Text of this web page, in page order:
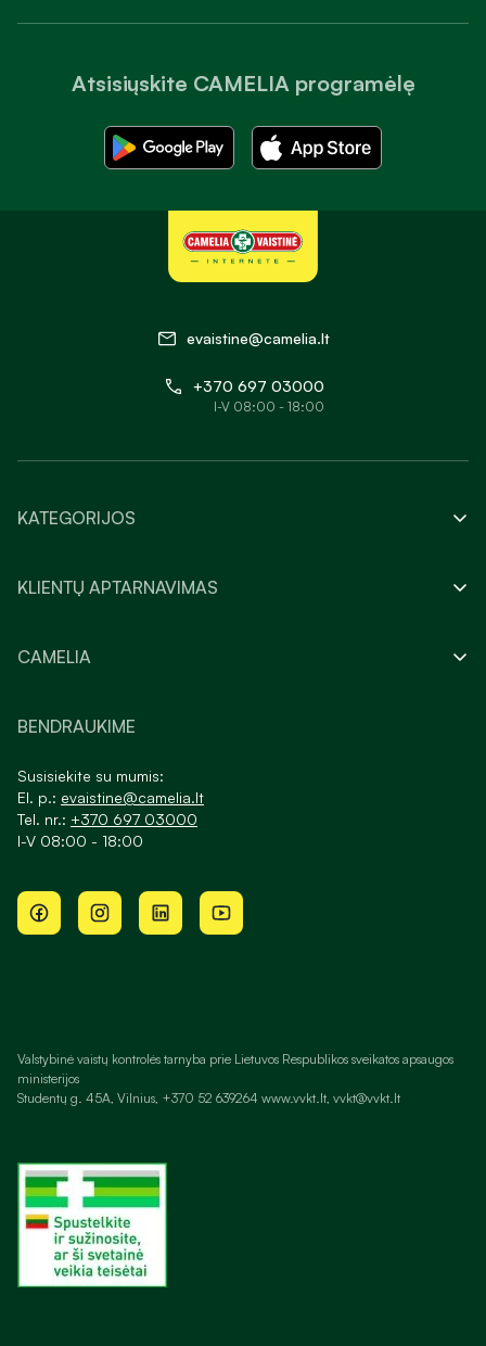
Atsisiųskite CAMELIA programėlę
evaistine@camelia.lt
+370 697 03000
I-V 08:00 - 18:00
KATEGORIJOS
KLIENTŲ APTARNAVIMAS
CAMELIA
BENDRAUKIME
Susisiekite su mumis:
El. p.: evaistine@camelia.lt
Tel. nr.: +370 697 03000
I-V 08:00 - 18:00
Valstybinė vaistų kontrolės tarnyba prie Lietuvos Respublikos sveikatos apsaugos
ministerijos
Studentų g. 45A, Vilnius, +370 52 639264 www.vvkt.lt, vvkt@vvkt.lt